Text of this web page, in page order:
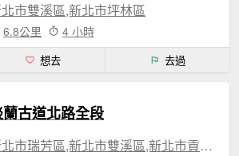
市雙溪區,新北市坪林區
6.8公里 4 小時
想去 去過
古道北路全段
新北市瑞芳區,新北市雙溪區,新北市貢寮區,宜蘭縣頭城鎮